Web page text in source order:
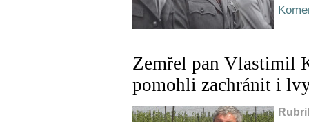
Zemřel pan Vlastimil
pomohli zachránit i